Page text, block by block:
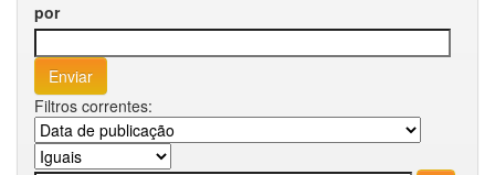
por
Filtros correntes: